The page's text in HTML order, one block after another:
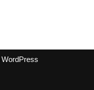
WordPress